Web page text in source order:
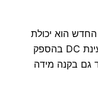
הוא יכולת
הטעינה המהירה. המכונית תומכת בטעינת DC בהספק
גם בקנה מידה